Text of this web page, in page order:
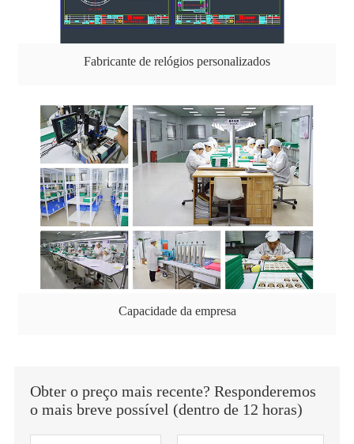
Fabricante de relógios personalizados
Capacidade da empresa
Obter o preço mais recente? Responderemos
o mais breve possível (dentro de 12 horas)